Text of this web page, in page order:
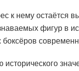
к нему остаётся
фигур в